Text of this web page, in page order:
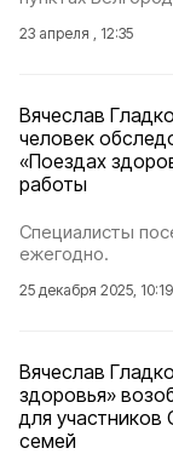
23 апреля , 12:35
Вячеслав
человек
«Поездах
работы
Специалисты
ежегодно.
25 декабря 2025, 10:19
Вячеслав
здоровья»
для
семей